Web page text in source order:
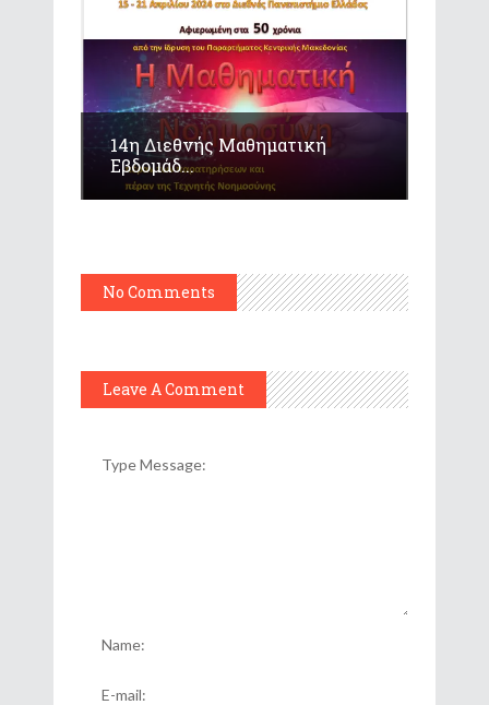
14η Διεθνής Μαθηματική
Εβδομάδ...
No Comments
Leave A Comment